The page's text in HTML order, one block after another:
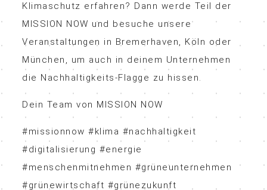
Klimaschutz erfahren? Dann werde Teil der
MISSION NOW und besuche unsere
Veranstaltungen in Bremerhaven, Köln oder
München, um auch in deinem Unternehmen
die Nachhaltigkeits-Flagge zu hissen.
Dein Team von MISSION NOW
#missionnow #klima #nachhaltigkeit
#digitalisierung #energie
#menschenmitnehmen #grüneunternehmen
#grünewirtschaft #grünezukunft